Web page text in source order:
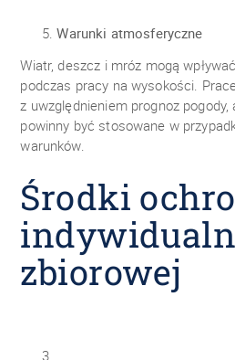
Warunki atmosferyczne
Wiatr, deszcz i mróz mogą
podczas pracy na wysokości.
z uwzględnieniem prognoz
powinny być stosowane w
warunków.
Środki
zbiorowej